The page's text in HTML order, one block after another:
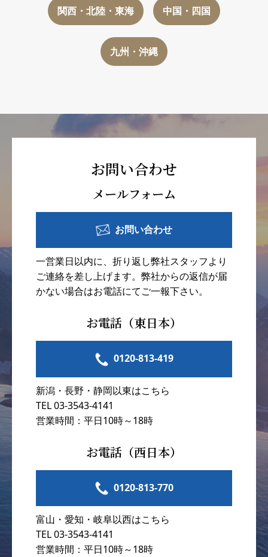
関西・北陸・東海 中国・四国
九州・沖縄
お問い合わせ
メールフォーム
お問い合わせ
一営業日以内に、折り返し弊社スタッフより
ご連絡を差し上げます。弊社からの返信が届
かない場合はお電話にてご一報下さい。
お電話（東日本）
0120-813-419
新潟・長野・静岡以東はこちら
TEL 03-3543-4141
営業時間：平日10時～18時
お電話（西日本）
0120-813-770
富山・愛知・岐阜以西はこちら
TEL 03-3543-4141
営業時間：平日10時～18時